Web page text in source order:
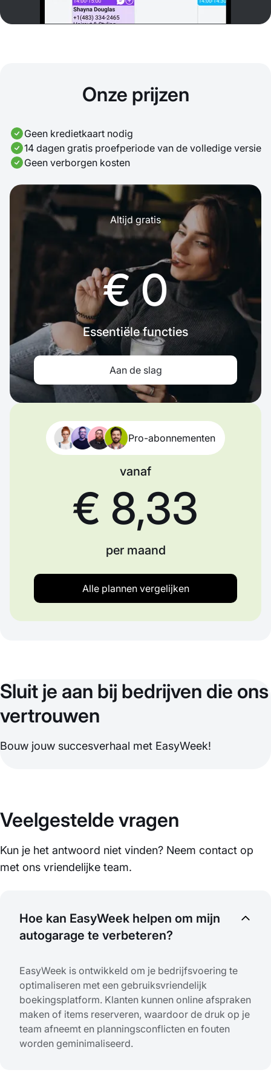
Onze prijzen
Geen kredietkaart nodig
14 dagen gratis proefperiode van de volledige versie
Geen verborgen kosten
Altijd gratis
€ 0
Essentiële functies
Aan de slag
Pro-abonnementen
vanaf
€ 8,33
per maand
Alle plannen vergelijken
Sluit je aan bij bedrijven die ons
vertrouwen
Bouw jouw succesverhaal met EasyWeek!
Veelgestelde vragen
Kun je het antwoord niet vinden? Neem contact op
met ons vriendelijke team.
Hoe kan EasyWeek helpen om mijn
autogarage te verbeteren?
EasyWeek is ontwikkeld om je bedrijfsvoering te
optimaliseren met een gebruiksvriendelijk
boekingsplatform. Klanten kunnen online afspraken
maken of items reserveren, waardoor de druk op je
team afneemt en planningsconflicten en fouten
worden geminimaliseerd.